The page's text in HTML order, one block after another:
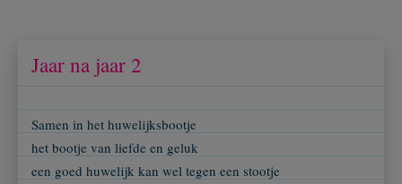
Jaar na jaar 2
Samen in het huwelijksbootje
het bootje van liefde en geluk
een goed huwelijk kan wel tegen een stootje